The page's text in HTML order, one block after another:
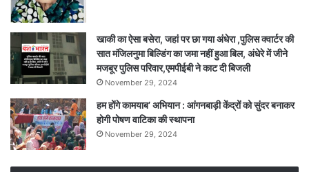
खाकी का ऐसा बसेरा, जहां पर छा गया अंधेरा ,पुलिस क्वार्टर की
सात मंजिलनुमा बिल्डिंग का जमा नहीं हुआ बिल, अंधेरे में जीने
मजबूर पुलिस परिवार,एमपीईबी ने काट दी बिजली
November 29, 2024
हम होंगे कामयाब’ अभियान : आंगनबाड़ी केंद्रों को सुंदर बनाकर
होगी पोषण वाटिका की स्थापना
November 29, 2024